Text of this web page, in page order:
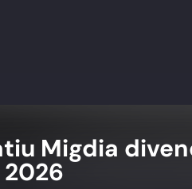
Migdia